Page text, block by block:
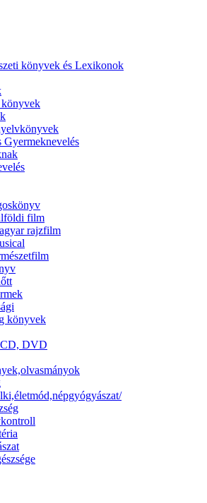
könyvek és Lexikonok
Gyermeknevelés
film
rajzfilm
könyvek
CD, DVD